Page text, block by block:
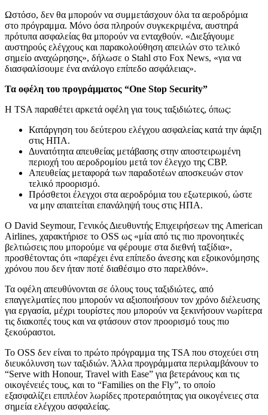
Ωστόσο, δεν θα μπορούν να συμμετάσχουν όλα τα αεροδρόμια
στο πρόγραμμα. Μόνο όσα πληρούν συγκεκριμένα, αυστηρά
πρότυπα ασφαλείας θα μπορούν να ενταχθούν. «Διεξάγουμε
αυστηρούς ελέγχους και παρακολούθηση απειλών στο τελικό
σημείο αναχώρησης», δήλωσε ο Stahl στο Fox News, «για να
διασφαλίσουμε ένα ανάλογο επίπεδο ασφάλειας».
Τα οφέλη του προγράμματος “One Stop Security”
Η TSA παραθέτει αρκετά οφέλη για τους ταξιδιώτες, όπως:
Κατάργηση του δεύτερου ελέγχου ασφαλείας κατά την άφιξη
στις ΗΠΑ.
Δυνατότητα απευθείας μετάβασης στην αποστειρωμένη
περιοχή του αεροδρομίου μετά τον έλεγχο της CBP.
Απευθείας μεταφορά των παραδοτέων αποσκευών στον
τελικό προορισμό.
Πρόσθετοι έλεγχοι στα αεροδρόμια του εξωτερικού, ώστε
να μην απαιτείται επανάληψή τους στις ΗΠΑ.
Ο David Seymour, Γενικός Διευθυντής Επιχειρήσεων της American
Airlines, χαρακτήρισε το OSS ως «μία από τις πιο προνοητικές
βελτιώσεις που μπορούμε να φέρουμε στα διεθνή ταξίδια»,
προσθέτοντας ότι «παρέχει ένα επίπεδο άνεσης και εξοικονόμησης
χρόνου που δεν ήταν ποτέ διαθέσιμο στο παρελθόν».
Τα οφέλη απευθύνονται σε όλους τους ταξιδιώτες, από
επαγγελματίες που μπορούν να αξιοποιήσουν τον χρόνο διέλευσης
για εργασία, μέχρι τουρίστες που μπορούν να ξεκινήσουν νωρίτερα
τις διακοπές τους και να φτάσουν στον προορισμό τους πιο
ξεκούραστοι.
Το OSS δεν είναι το πρώτο πρόγραμμα της TSA που στοχεύει στη
διευκόλυνση των ταξιδιών. Άλλα προγράμματα περιλαμβάνουν το
“Serve with Honour, Travel with Ease” για βετεράνους και τις
οικογένειές τους, και το “Families on the Fly”, το οποίο
εξασφαλίζει επιπλέον λωρίδες προτεραιότητας για οικογένειες στα
σημεία ελέγχου ασφαλείας.